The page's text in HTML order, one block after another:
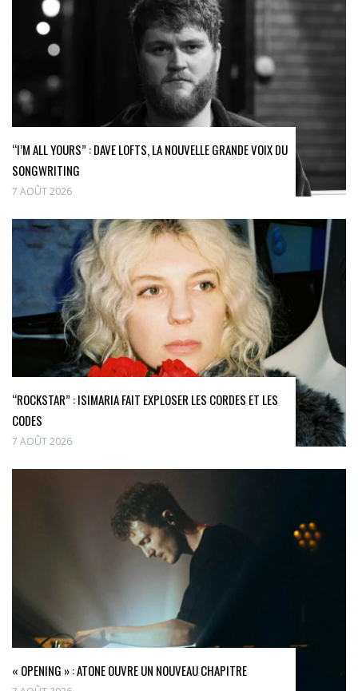
“I’M ALL YOURS” : DAVE LOFTS, LA NOUVELLE GRANDE VOIX DU
SONGWRITING
7 AOÛT 2026
“ROCKSTAR” : ISIMARIA FAIT EXPLOSER LES CORDES ET LES
CODES
7 AOÛT 2026
« OPENING » : ATONE OUVRE UN NOUVEAU CHAPITRE